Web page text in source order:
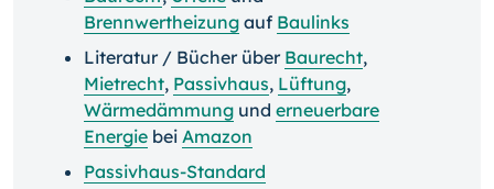
Brennwertheizung auf Baulinks
Literatur / Bücher über Baurecht,
Mietrecht, Passivhaus, Lüftung,
Wärmedämmung und erneuerbare
Energie bei Amazon
Passivhaus-Standard